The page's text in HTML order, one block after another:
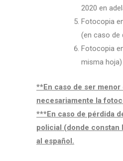
2020 en
Fotocopia
(en caso de
Fotocopia
misma hoja)
**En caso de ser
necesariamente la
***En caso de pérdida
policial (donde constan
al español.